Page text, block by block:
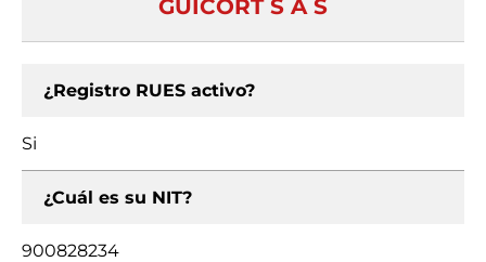
GUICORT S A S
¿Registro RUES activo?
Si
¿Cuál es su NIT?
900828234